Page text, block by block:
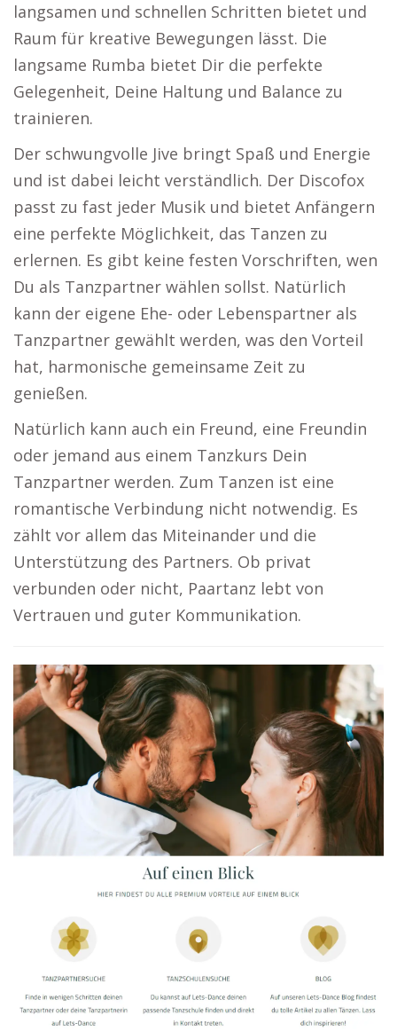
langsamen und schnellen Schritten bietet und
Raum für kreative Bewegungen lässt. Die
langsame Rumba bietet Dir die perfekte
Gelegenheit, Deine Haltung und Balance zu
trainieren.
Der schwungvolle Jive bringt Spaß und Energie
und ist dabei leicht verständlich. Der Discofox
passt zu fast jeder Musik und bietet Anfängern
eine perfekte Möglichkeit, das Tanzen zu
erlernen. Es gibt keine festen Vorschriften, wen
Du als Tanzpartner wählen sollst. Natürlich
kann der eigene Ehe- oder Lebenspartner als
Tanzpartner gewählt werden, was den Vorteil
hat, harmonische gemeinsame Zeit zu
genießen.
Natürlich kann auch ein Freund, eine Freundin
oder jemand aus einem Tanzkurs Dein
Tanzpartner werden. Zum Tanzen ist eine
romantische Verbindung nicht notwendig. Es
zählt vor allem das Miteinander und die
Unterstützung des Partners. Ob privat
verbunden oder nicht, Paartanz lebt von
Vertrauen und guter Kommunikation.